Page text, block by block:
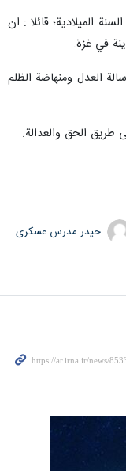
عيسى عليه السلام، (25 كانون الاول/ ديسمبر)، وراس السنة الميلادية؛ قائلا : ان
في غزة.
العدل ومنهاضة الظلم
طريق الحق والعدالة.
حیدر مدرس عسکری